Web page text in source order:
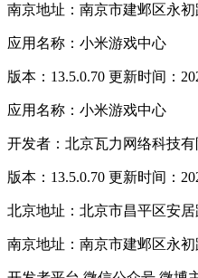
南京地址：南京市建邺区永
应用名称：小米游戏中心
版本：13.5.0.70 更新时间：
应用名称：小米游戏中心
开发者：北京瓦力网络科技有
版本：13.5.0.70 更新时间：
北京地址：北京市昌平区安
南京地址：南京市建邺区永